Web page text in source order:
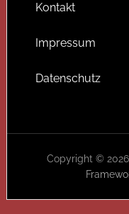
Kontakt
Impressum
Datenschutz
Copyright © 2026